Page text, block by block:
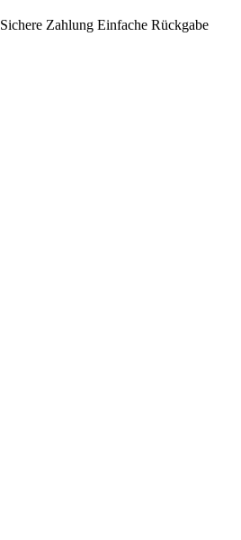
Sichere Zahlung Einfache Rückgabe